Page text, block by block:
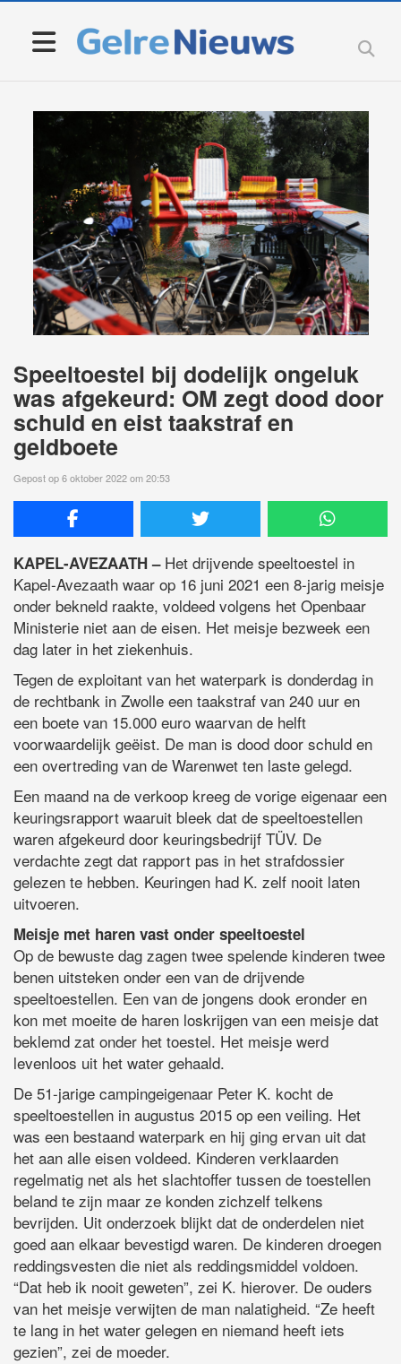
Speeltoestel bij dodelijk ongeluk
was afgekeurd: OM zegt dood door
schuld en eist taakstraf en
geldboete
Gepost op 6 oktober 2022 om 20:53
KAPEL-AVEZAATH –Het drijvende speeltoestel in
Kapel-Avezaath waar op 16 juni 2021 een 8-jarig meisje
onder bekneld raakte, voldeed volgens het Openbaar
Ministerie niet aan de eisen. Het meisje bezweek een
dag later in het ziekenhuis.
Tegen de exploitant van het waterpark is donderdag in
de rechtbank in Zwolle een taakstraf van 240 uur en
een boete van 15.000 euro waarvan de helft
voorwaardelijk geëist. De man is dood door schuld en
een overtreding van de Warenwet ten laste gelegd.
Een maand na de verkoop kreeg de vorige eigenaar een
keuringsrapport waaruit bleek dat de speeltoestellen
waren afgekeurd door keuringsbedrijf TÜV. De
verdachte zegt dat rapport pas in het strafdossier
gelezen te hebben. Keuringen had K. zelf nooit laten
uitvoeren.
Meisje met haren vast onder speeltoestel
Op de bewuste dag zagen twee spelende kinderen twee
benen uitsteken onder een van de drijvende
speeltoestellen. Een van de jongens dook eronder en
kon met moeite de haren loskrijgen van een meisje dat
beklemd zat onder het toestel. Het meisje werd
levenloos uit het water gehaald.
De 51-jarige campingeigenaar Peter K. kocht de
speeltoestellen in augustus 2015 op een veiling. Het
was een bestaand waterpark en hij ging ervan uit dat
het aan alle eisen voldeed. Kinderen verklaarden
regelmatig net als het slachtoffer tussen de toestellen
beland te zijn maar ze konden zichzelf telkens
bevrijden. Uit onderzoek blijkt dat de onderdelen niet
goed aan elkaar bevestigd waren. De kinderen droegen
reddingsvesten die niet als reddingsmiddel voldoen.
“Dat heb ik nooit geweten”, zei K. hierover. De ouders
van het meisje verwijten de man nalatigheid. “Ze heeft
te lang in het water gelegen en niemand heeft iets
gezien”, zei de moeder.